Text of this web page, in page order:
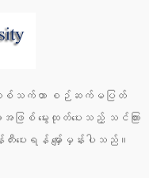
ဘဝတစ်သက်တာ စဉ်ဆက်မပြတ်
အဖြစ် မွေးထုတ်ပေးသည့် သင်ကြား
ေးရန် မျှော်မှန်းပါသည်။